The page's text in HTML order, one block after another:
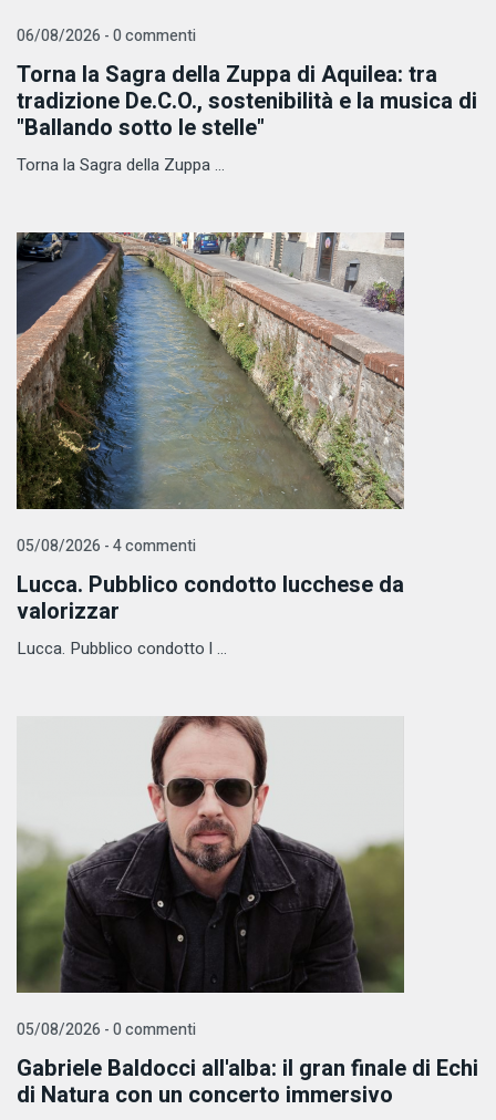
06/08/2026 - 0 commenti
Torna la Sagra della Zuppa di Aquilea: tra
tradizione De.C.O., sostenibilità e la musica di
"Ballando sotto le stelle"
Torna la Sagra della Zuppa ...
05/08/2026 - 4 commenti
Lucca. Pubblico condotto lucchese da
valorizzar
Lucca. Pubblico condotto l ...
05/08/2026 - 0 commenti
Gabriele Baldocci all'alba: il gran finale di Echi
di Natura con un concerto immersivo